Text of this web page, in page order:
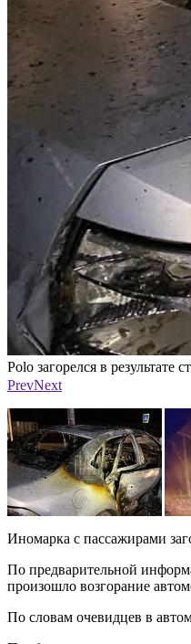
Polo загорелся в
Фото: ПАИ
PrevNext
Иномарка с пассажирами
По предварительной
произошло возгорание
По словам очевидцев в